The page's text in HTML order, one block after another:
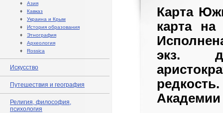
♦ Азия
♦ Кавказ
♦ Украина и Крым
♦ История образования
♦ Этнография
♦ Археология
♦ Rossica
Искусство
Путешествия и география
Религия, философия,
психология
Карта
карта на
экз.
Академии